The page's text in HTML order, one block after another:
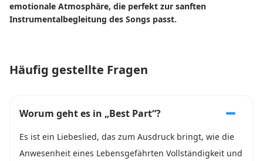
emotionale Atmosphäre, die perfekt zur sanften
Instrumentalbegleitung des Songs passt.
Häufig gestellte Fragen
Worum geht es in „Best Part“?
Es ist ein Liebeslied, das zum Ausdruck bringt, wie die
Anwesenheit eines Lebensgefährten Vollständigkeit und